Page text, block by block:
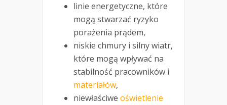
linie energetyczne, które
mogą stwarzać ryzyko
porażenia prądem,
niskie chmury i silny wiatr,
które mogą wpływać na
stabilność pracowników i
materiałów,
niewłaściwe oświetlenie